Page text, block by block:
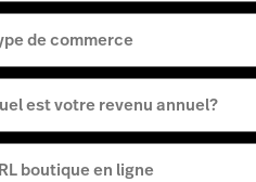
de commerce
est votre revenu annuel?
boutique en ligne